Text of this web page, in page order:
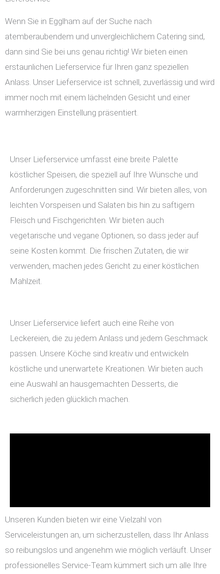
Wenn Sie in Egglham auf der Suche nach
atemberaubendem und unvergleichlichem Catering sind,
dann sind Sie bei uns genau richtig! Wir bieten einen
erstaunlichen Lieferservice für Ihren ganz speziellen
Anlass. Unser Lieferservice ist schnell, zuverlässig und wird
immer noch mit einem lächelnden Gesicht und einer
warmherzigen Einstellung präsentiert.
Unser Lieferservice umfasst eine breite Palette
köstlicher Speisen, die speziell auf Ihre Wünsche und
Anforderungen zugeschnitten sind. Wir bieten alles, von
leichten Vorspeisen und Salaten bis hin zu saftigem
Fleisch und Fischgerichten. Wir bieten auch
vegetarische und vegane Optionen, so dass jeder auf
seine Kosten kommt. Die frischen Zutaten, die wir
verwenden, machen jedes Gericht zu einer köstlichen
Mahlzeit.
Unser Lieferservice liefert auch eine Reihe von
Leckereien, die zu jedem Anlass und jedem Geschmack
passen. Unsere Köche sind kreativ und entwickeln
köstliche und unerwartete Kreationen. Wir bieten auch
eine Auswahl an hausgemachten Desserts, die
sicherlich jeden glücklich machen.
Unseren Kunden bieten wir eine Vielzahl von
Serviceleistungen an, um sicherzustellen, dass Ihr Anlass
so reibungslos und angenehm wie möglich verläuft. Unser
professionelles Service-Team kümmert sich um alle Ihre